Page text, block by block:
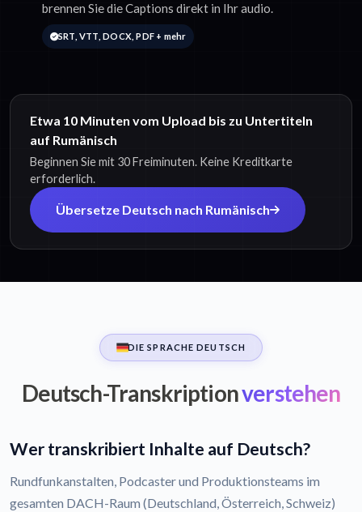
brennen Sie die Captions direkt in Ihr audio.
SRT, VTT, DOCX, PDF + mehr
Etwa 10 Minuten vom Upload bis zu Untertiteln
auf Rumänisch
Beginnen Sie mit 30 Freiminuten. Keine Kreditkarte
erforderlich.
Übersetze Deutsch nach Rumänisch
DIE SPRACHE DEUTSCH
Deutsch-Transkriptionverstehen
Wer transkribiert Inhalte auf Deutsch?
Rundfunkanstalten, Podcaster und Produktionsteams im
gesamten DACH-Raum (Deutschland, Österreich, Schweiz)